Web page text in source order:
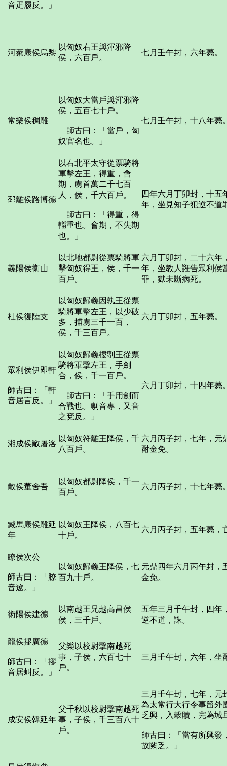
音疋履反。」
河綦康侯烏黎
以匈奴右王與渾邪降
侯，六百戶。
七月壬午封，六年薨。
常樂侯稠雕
以匈奴大當戶與渾邪降
侯，五百七十戶。
師古曰：「當戶，匈
奴官名也。」
七月壬午封，十八年薨
邳離侯路博德
以右北平太守從票騎將
軍擊左王，得重，會
期，虜首萬二千七百
人，侯，千六百戶。
師古曰：「得重，得
輜重也。會期，不失期
也。」
四年六月丁卯封，十五
年，坐見知子犯逆不道
義陽侯衛山
以北地都尉從票騎將軍
擊匈奴得王，侯，千一
百戶。
六月丁卯封，二十六年
年，坐教人誑告眾利侯
罪，獄未斷病死。
杜侯復陸支
以匈奴歸義因孰王從票
騎將軍擊左王，以少破
多，捕虜三千一百，
侯，千三百戶。
六月丁卯封，五年薨。
眾利侯伊即軒
師古曰：「軒
音居言反。」
以匈奴歸義樓剸王從票
騎將軍擊左王，手劍
合，侯，千一百戶。
師古曰：「手用劍而
合戰也。剸音專，又音
之兗反。」
六月丁卯封，十四年薨
湘成侯敞屠洛
以匈奴符離王降侯，千
八百戶。
六月丙子封，七年，元
酎金免。
散侯董舍吾
以匈奴都尉降侯，千一
百戶。
六月丙子封，十七年薨
臧馬康侯雕延
年
以匈奴王降侯，八百七
十戶。
六月丙子封，五年薨，
瞭侯次公
師古曰：「膫
音遼。」
以匈奴歸義王降侯，七
百九十戶。
元鼎四年六月丙午封，
金免。
術陽侯建德
以南越王兄越高昌侯
侯，三千戶。
五年三月千午封，四年
逆不道，誅。
龍侯摎廣德
師古曰：「摎
音居虯反。」
父樂以校尉擊南越死
事，子侯，六百七十
戶。
三月壬午封，六年，坐
成安侯韓延年
父千秋以校尉擊南越死
事，子侯，千三百八十
戶。
三月壬午封，七年，元
為太常行大行令事留外
乏興，入穀贖，完為城
師古曰：「當有所興發
故闕乏。」